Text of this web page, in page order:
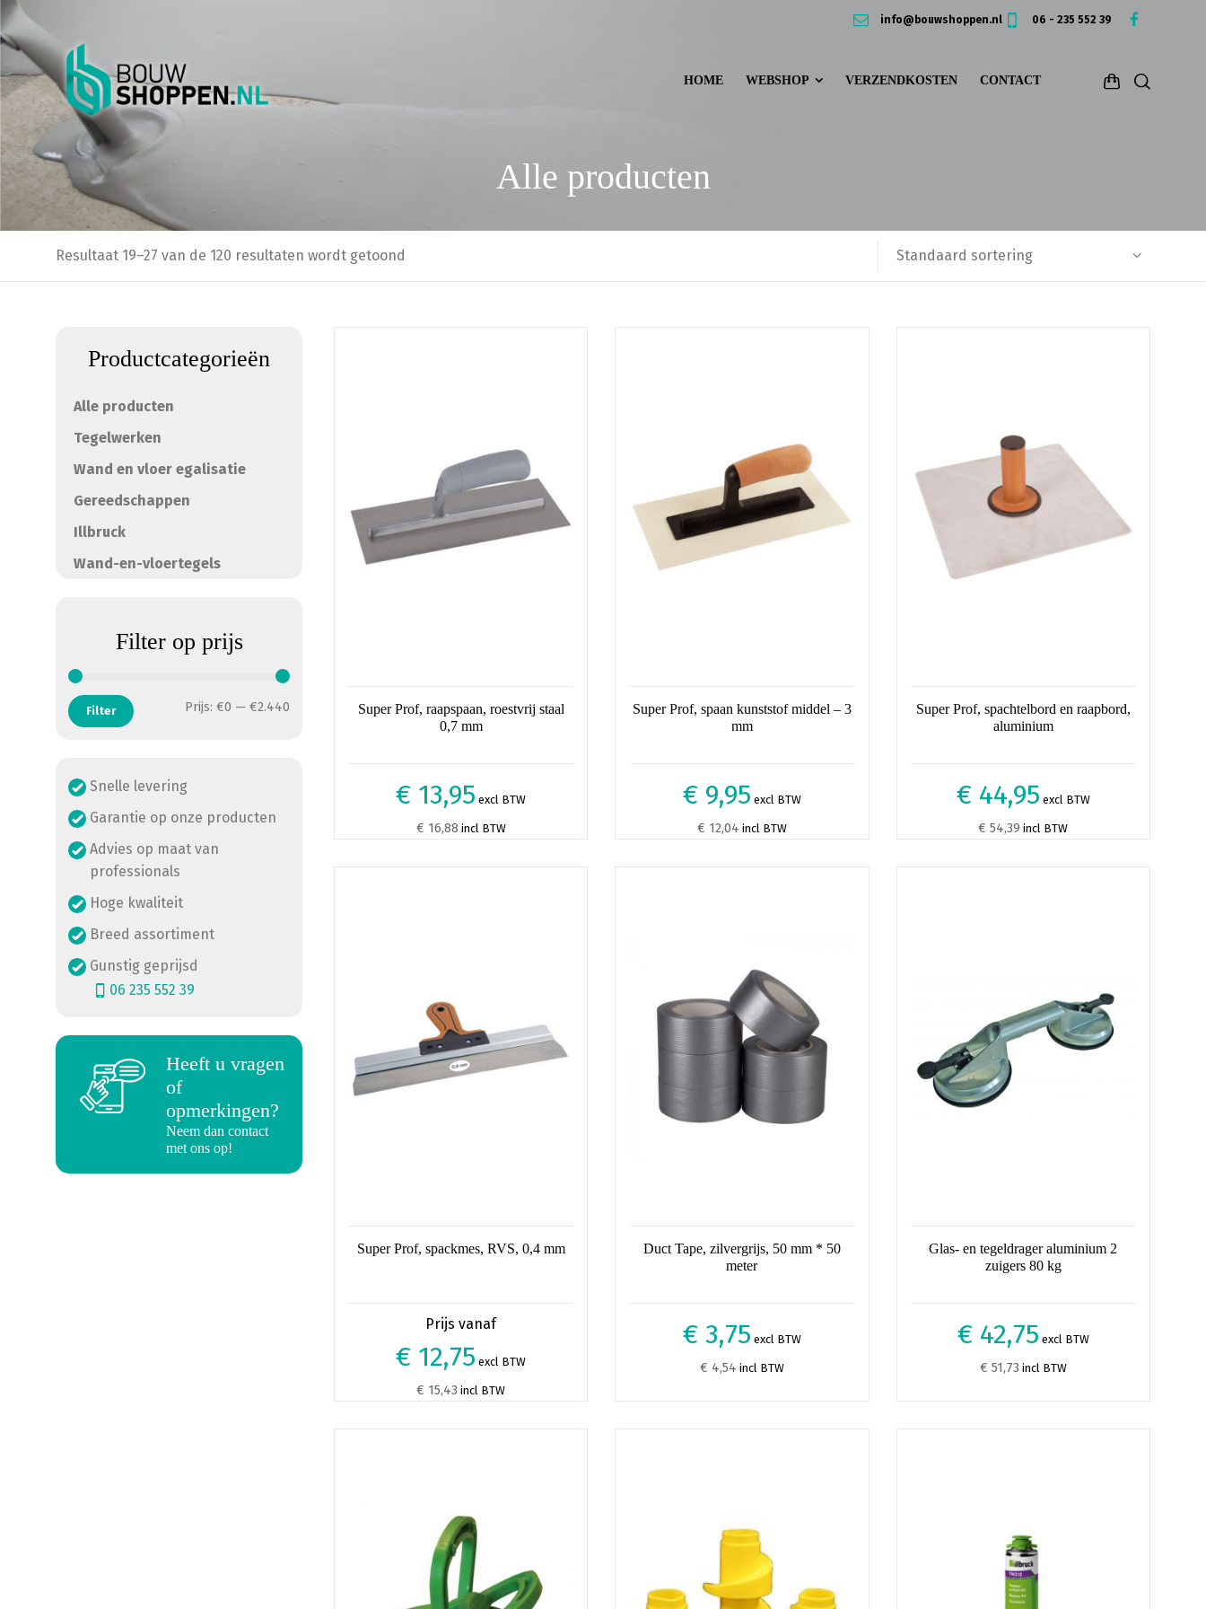
info@bouwshoppen.nl 06 - 235 552 39
HOME WEBSHOP VERZENDKOSTEN CONTACT
Alle producten
Resultaat 19–27 van de 120 resultaten wordt getoond Standaard sortering
Super Prof, raapspaan, roestvrij staal
0,7 mm
€ 13,95 excl BTW
€ 16,88 incl BTW
Super Prof, spaan kunststof middel – 3
mm
€ 9,95 excl BTW
€ 12,04 incl BTW
Super Prof, spachtelbord en raapbord,
aluminium
€ 44,95 excl BTW
€ 54,39 incl BTW
gekozen
worden
op
Super Prof, spackmes, RVS, 0,4 mm
€ 12,75 excl BTW
€ 15,43 incl BTW
Duct Tape, zilvergrijs, 50 mm * 50
meter
€ 3,75 excl BTW
€ 4,54 incl BTW
Glas- en tegeldrager aluminium 2
zuigers 80 kg
€ 42,75 excl BTW
€ 51,73 incl BTW
Productcategorieën
Alle producten
Tegelwerken
Wand en vloer egalisatie
Gereedschappen
Illbruck
Wand-en-vloertegels
Filter op prijs
Filter Prijs: €0 — €2.440
Snelle levering
Garantie op onze producten
Advies op maat van
professionals
Hoge kwaliteit
Breed assortiment
Gunstig geprijsd
06 235 552 39
Heeft u vragen
of
opmerkingen?
Neem dan contact
met ons op!